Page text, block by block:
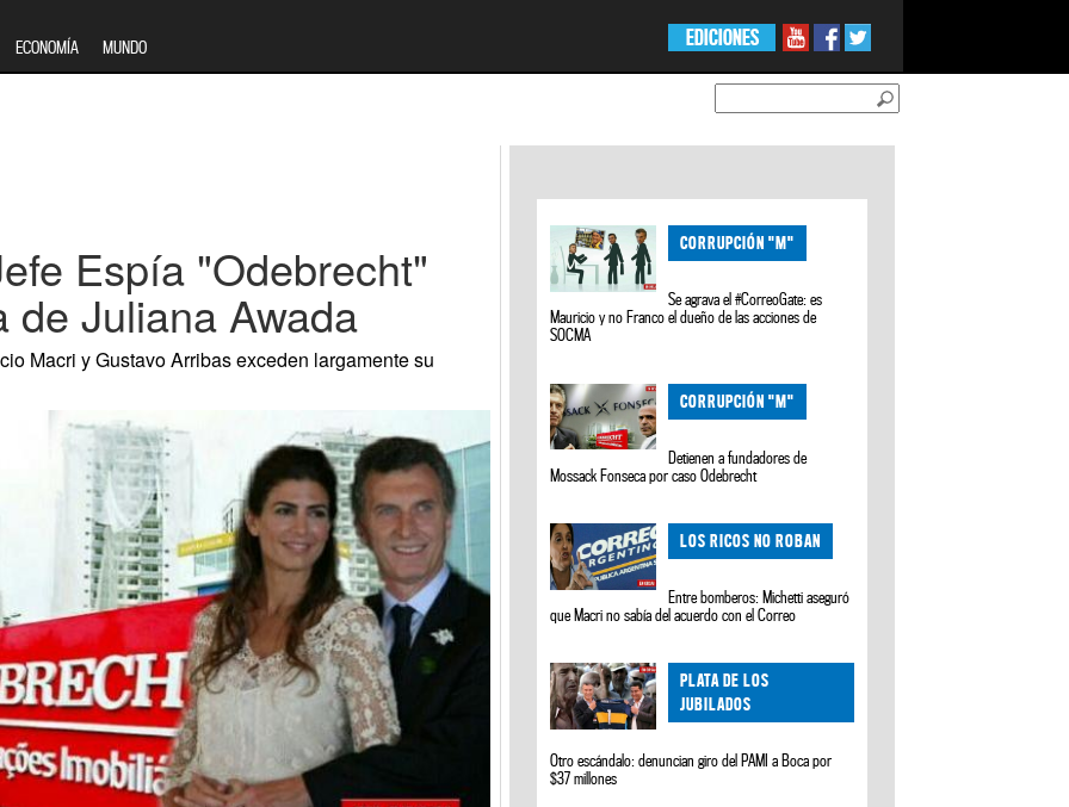
ECONOMÍA MUNDO EDICIONES
Espía "Odebrecht"
de Juliana Awada
Macri y Gustavo Arribas exceden largamente su
CORRUPCIÓN "M"
Se agrava el #CorreoGate: es
Mauricio y no Franco el dueño de las acciones de
SOCMA
CORRUPCIÓN "M"
Detienen a fundadores de
Mossack Fonseca por caso Odebrecht
LOS RICOS NO ROBAN
Entre bomberos: Michetti aseguró
que Macri no sabía del acuerdo con el Correo
PLATA DE LOS
JUBILADOS
Otro escándalo: denuncian giro del PAMI a Boca por
$37 millones